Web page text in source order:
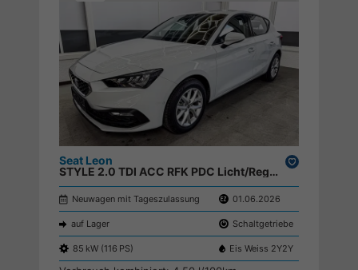
Seat Leon
STYLE 2.0 TDI ACC RFK PDC Licht/Regensensor LED ;
Neuwagen mit Tageszulassung 01.06.2026
auf Lager Schaltgetriebe
85 kW (116 PS) Eis Weiss 2Y2Y